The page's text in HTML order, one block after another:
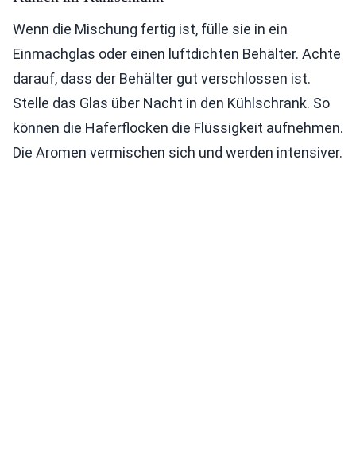
Wenn die Mischung fertig ist, fülle sie in ein
Einmachglas oder einen luftdichten Behälter. Achte
darauf, dass der Behälter gut verschlossen ist.
Stelle das Glas über Nacht in den Kühlschrank. So
können die Haferflocken die Flüssigkeit aufnehmen.
Die Aromen vermischen sich und werden intensiver.